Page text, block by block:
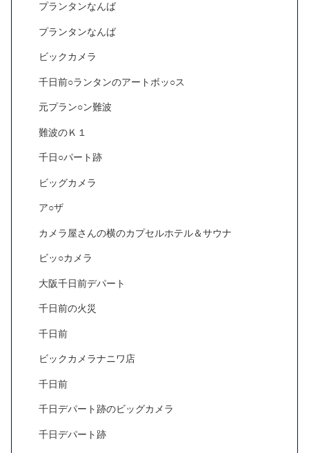
プランタンなんば
プランタンなんば
ビックカメラ
千日前○ランタンのアートボッ○ス
元プラン○ン難波
難波のＫ１
千日○パート跡
ビッグカメラ
ア○ザ
カメラ屋さんの横のカプセルホテル＆サウナ
ビッ○カメラ
大阪千日前デパート
千日前の火災
千日前
ビックカメラナニワ店
千日前
千日デパート跡のビッグカメラ
千日デパート跡